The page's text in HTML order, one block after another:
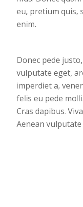
eu, pretium quis,
enim.
Donec pede
vulputate eget,
imperdiet a,
felis eu pede
Cras dapibus.
Aenean